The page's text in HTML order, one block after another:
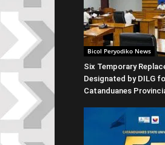
Bicol Peryodiko News
Six Temporary
Designated by DILG
Catanduanes